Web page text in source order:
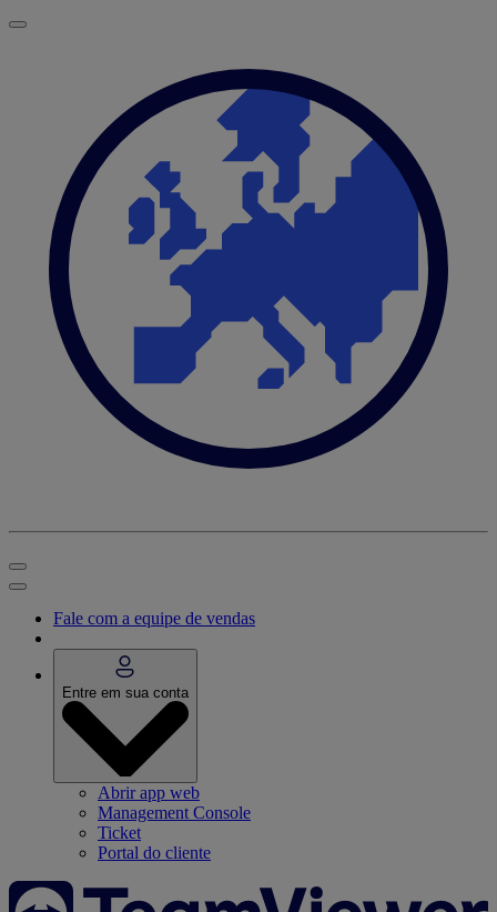
Fale com a equipe de vendas
Entre em sua conta
Abrir app web
Management Console
Ticket
Portal do cliente